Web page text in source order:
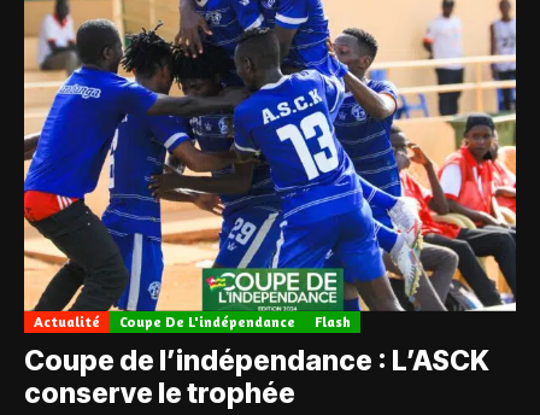
Actualité Coupe De L'indépendance Flash
Coupe de l’indépendance : L’ASCK
conserve le trophée